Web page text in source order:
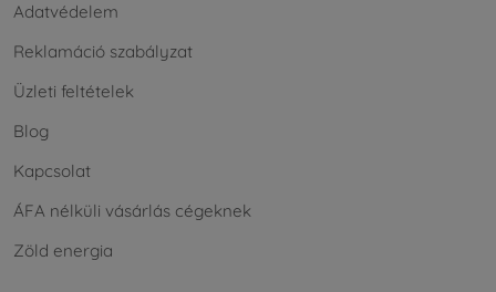
Adatvédelem
Reklamáció szabályzat
Üzleti feltételek
Blog
Kapcsolat
ÁFA nélküli vásárlás cégeknek
Zöld energia